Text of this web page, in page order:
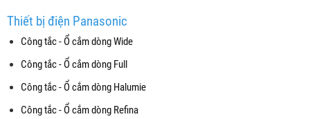
Thiết bị điện Panasonic
Công tắc - Ổ cắm dòng Wide
Công tắc - Ổ cắm dòng Full
Công tắc - Ổ cắm dòng Halumie
Công tắc - Ổ cắm dòng Refina